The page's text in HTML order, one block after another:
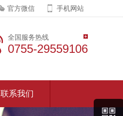
官方微信 手机网站
全国服务热线
0755-29559106
联系我们